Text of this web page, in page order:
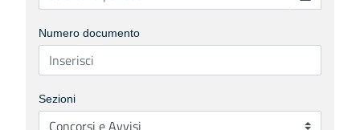
Numero documento
Sezioni